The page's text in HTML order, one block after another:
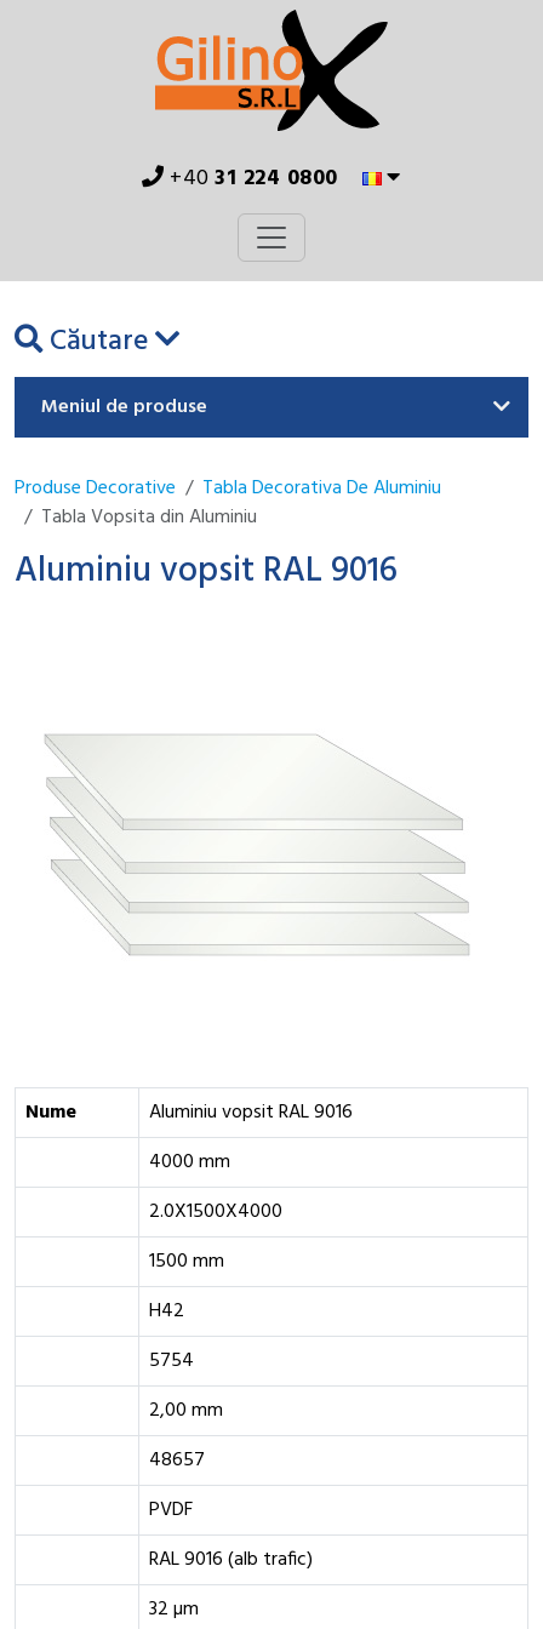
+4031 224 0800
Căutare
Meniul de produse
Produse Decorative
Tabla Decorativa De Aluminiu
Tabla Vopsita din Aluminiu
Aluminiu vopsit RAL 9016
Nume
Aluminiu vopsit RAL 9016
4000 mm
2.0X1500X4000
1500 mm
H42
5754
2,00 mm
48657
PVDF
RAL 9016 (alb trafic)
32 µm